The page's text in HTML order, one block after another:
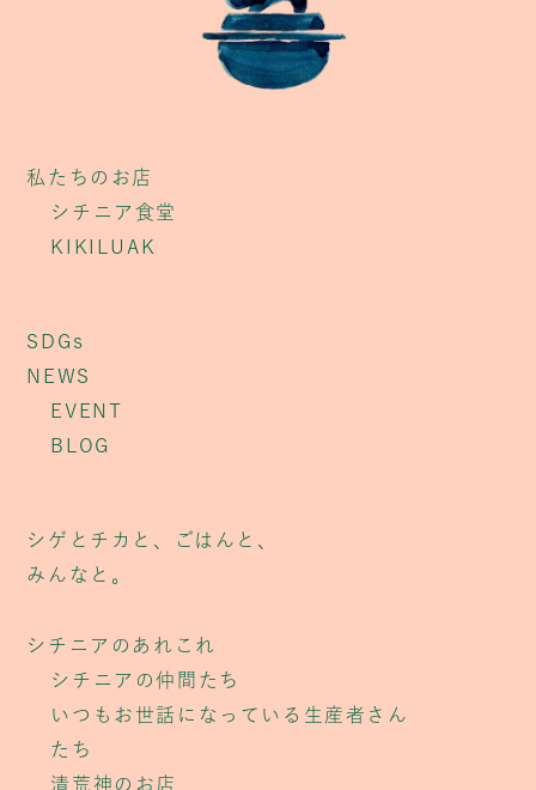
私たちのお店
シチニア食堂
KIKILUAK
SDGs
NEWS
EVENT
BLOG
シゲとチカと、ごはんと、
みんなと。
シチニアのあれこれ
シチニアの仲間たち
いつもお世話になっている生産者さん
たち
清荒神のお店